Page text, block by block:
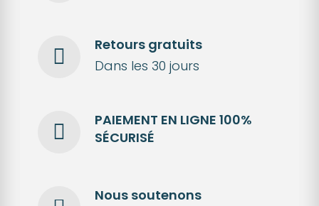
Retours gratuits
Dans les 30 jours
PAIEMENT EN LIGNE 100%
SÉCURISÉ
Nous soutenons